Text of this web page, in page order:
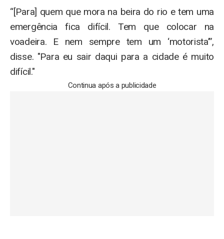
“[Para] quem que mora na beira do rio e tem uma
emergência fica difícil. Tem que colocar na
voadeira. E nem sempre tem um ‘motorista’”,
disse. "Para eu sair daqui para a cidade é muito
difícil."
Continua após a publicidade